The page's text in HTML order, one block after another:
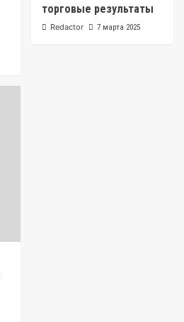
торговые результаты
Redactor 7 марта 2025